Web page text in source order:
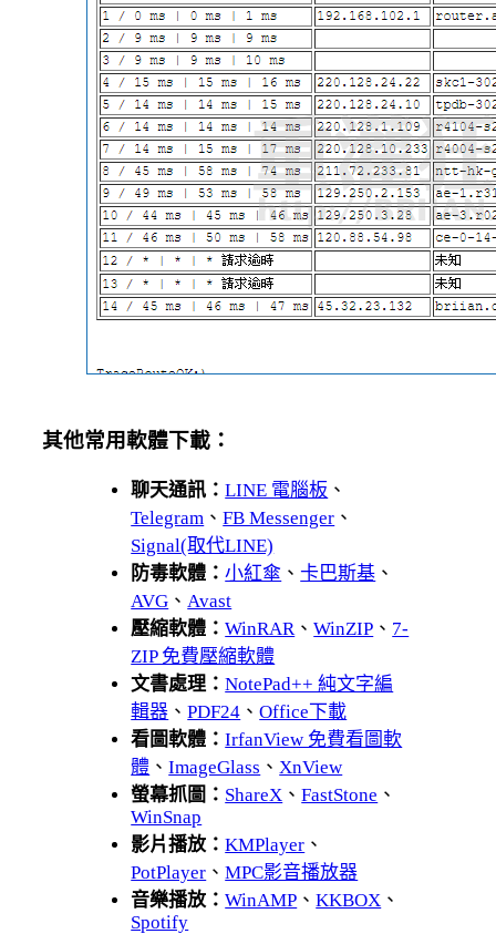
其他常用軟體下載：
聊天通訊：LINE 電腦板 、
Telegram 、FB Messenger 、
Signal(取代LINE)
防毒軟體：小紅傘 、卡巴斯基 、
AVG 、 Avast
壓縮軟體：WinRAR 、WinZIP 、 7-
ZIP 免費壓縮軟體
文書處理：NotePad++ 純文字編
輯器 、PDF24 、Office下載
看圖軟體：IrfanView 免費看圖軟
體 、ImageGlass 、 XnView
螢幕抓圖： ShareX 、FastStone 、
WinSnap
影片播放：KMPlayer 、
PotPlayer 、MPC影音播放器
音樂播放：WinAMP 、KKBOX 、
Spotify